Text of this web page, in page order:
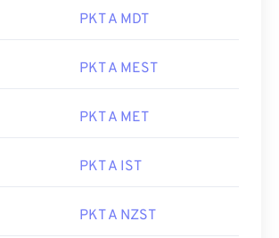
PKT A MDT
PKT A MEST
PKT A MET
PKT A IST
PKT A NZST